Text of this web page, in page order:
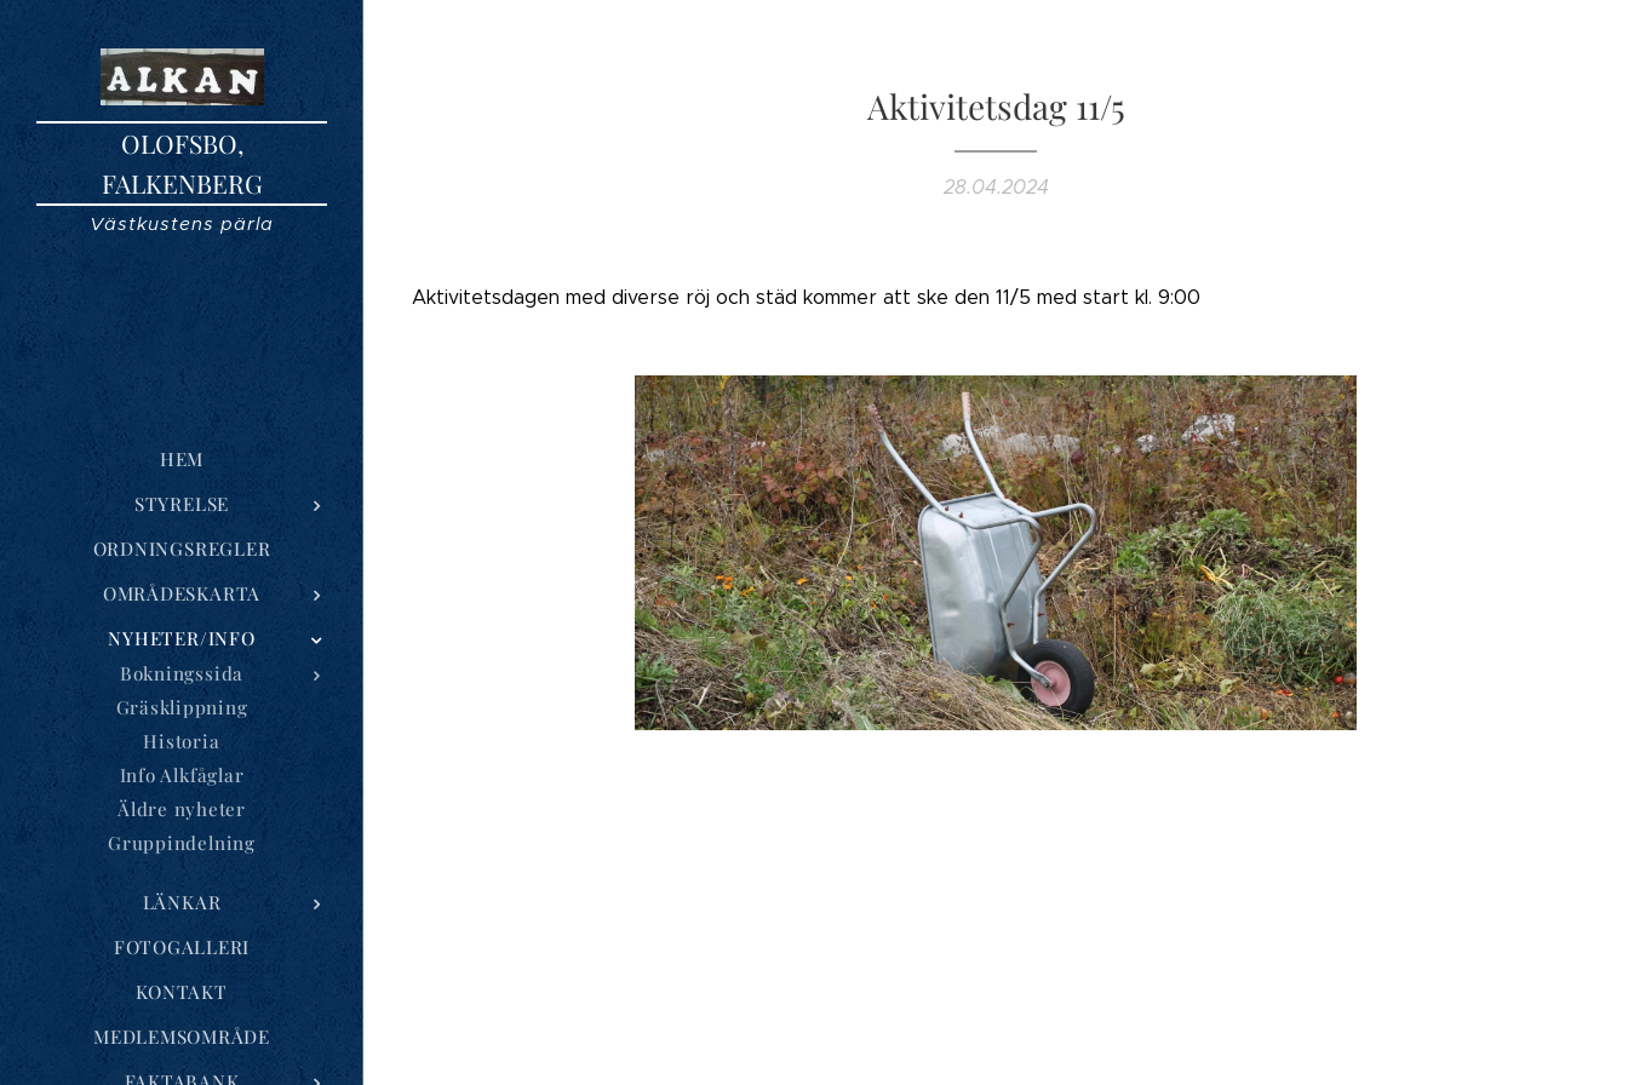
OLOFSBO,
FALKENBERG
Västkustens pärla
HEM
STYRELSE
ORDNINGSREGLER
OMRÅDESKARTA
NYHETER/INFO
Bokningssida
Gräsklippning
Historia
Info Alkfåglar
Äldre nyheter
Gruppindelning
LÄNKAR
FOTOGALLERI
KONTAKT
MEDLEMSOMRÅDE
Aktivitetsdag 11/5
28.04.2024
Aktivitetsdagen med diverse röj och städ kommer att ske den 11/5 med start kl. 9:00